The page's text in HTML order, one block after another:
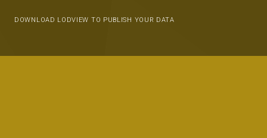
DOWNLOAD LODVIEW TO PUBLISH YOUR DATA